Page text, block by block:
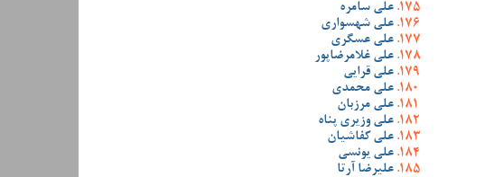
علی سامره
علی شهسواری
علی عسگری
علی غلامرضاپور
علی قرایی
علی محمدی
علی مرزبان
علی وزیری پناه
علی کفاشیان
علی یونسی
علیرضا آرتا